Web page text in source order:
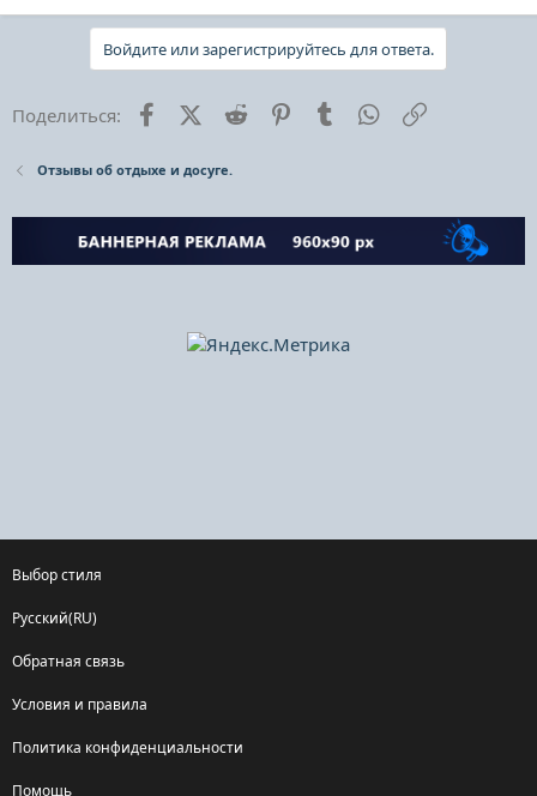
Войдите или зарегистрируйтесь для ответа.
Поделиться: FacebookX (Twitter)
Reddit PinterestTumblr WhatsApp
Отзывы об отдыхе и досуге.
Выбор стиля
Русский(RU)
Обратная связь
Условия и правила
Политика конфиденциальности
Помощь